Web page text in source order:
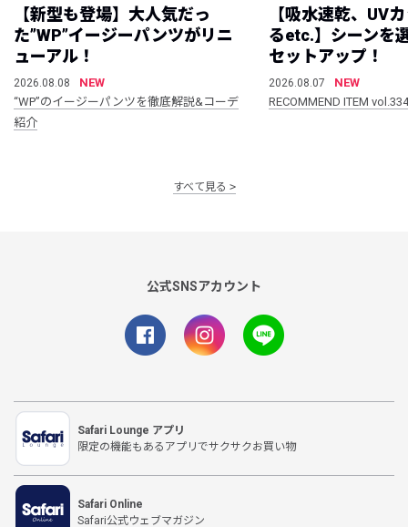
【新型も登場】大人気だっ
た”WP”イージーパンツがリニ
ューアル！
2026.08.08
NEW
“WP”のイージーパンツを徹底解説&コーデ
紹介
【吸水速乾、UV
るetc.】シーンを
セットアップ！
2026.08.07
NEW
RECOMMEND ITEM vol.334
すべて見る
公式SNSアカウント
Safari Lounge アプリ
限定の機能もあるアプリでサクサクお買い物
Safari Online
Safari公式ウェブマガジン